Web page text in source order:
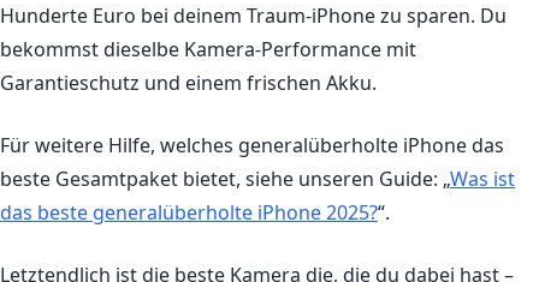
Hunderte Euro bei deinem Traum-iPhone zu sparen. Du
bekommst dieselbe Kamera-Performance mit
Garantieschutz und einem frischen Akku.
Für weitere Hilfe, welches generalüberholte iPhone das
beste Gesamtpaket bietet, siehe unseren Guide: „Was ist
das beste generalüberholte iPhone 2025?“.
Letztendlich ist die beste Kamera die, die du dabei hast –